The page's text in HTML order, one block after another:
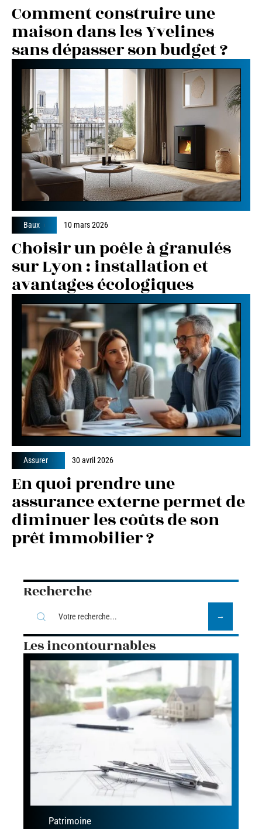
Comment construire une
maison dans les Yvelines
sans dépasser son budget ?
Baux 10 mars 2026
Choisir un poêle à granulés
sur Lyon : installation et
avantages écologiques
Assurer 30 avril 2026
En quoi prendre une
assurance externe permet de
diminuer les coûts de son
prêt immobilier ?
Recherche
Les incontournables
Patrimoine